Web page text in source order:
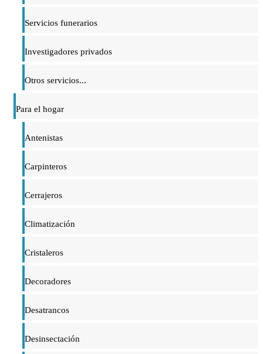
Servicios funerarios
Investigadores privados
Otros servicios...
Para el hogar
Antenistas
Carpinteros
Cerrajeros
Climatización
Cristaleros
Decoradores
Desatrancos
Desinsectación